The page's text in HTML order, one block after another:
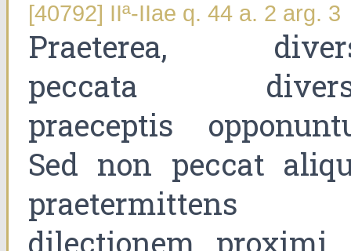
[40792] IIª-IIae q. 44 a. 2 arg. 3
Praeterea,
peccata
praeceptis
Sed non peccat
praetermittens
dilectionem proximi,